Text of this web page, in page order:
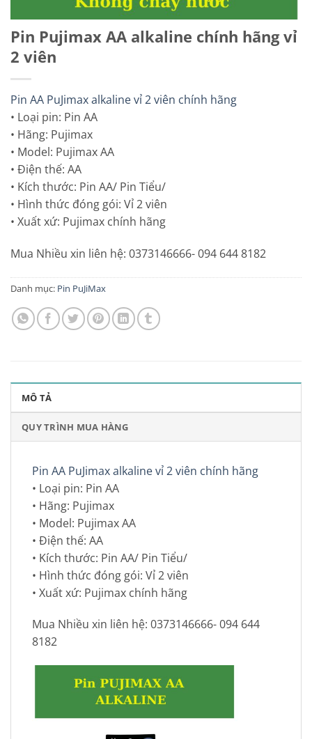
Pin Pujimax AA alkaline chính hãng vỉ
2 viên
Pin AA PuJimax alkaline vỉ 2 viên chính hãng
• Loại pin: Pin AA
• Hãng: Pujimax
• Model: Pujimax AA
• Điện thế: AA
• Kích thước: Pin AA/ Pin Tiểu/
• Hình thức đóng gói: Vỉ 2 viên
• Xuất xứ: Pujimax chính hãng
Mua Nhiều xin liên hệ: 0373146666- 094 644 8182
Danh mục: Pin PuJiMax
MÔ TẢ
QUY TRÌNH MUA HÀNG
Pin AA PuJimax alkaline vỉ 2 viên chính hãng
• Loại pin: Pin AA
• Hãng: Pujimax
• Model: Pujimax AA
• Điện thế: AA
• Kích thước: Pin AA/ Pin Tiểu/
• Hình thức đóng gói: Vỉ 2 viên
• Xuất xứ: Pujimax chính hãng
Mua Nhiều xin liên hệ: 0373146666- 094 644
8182